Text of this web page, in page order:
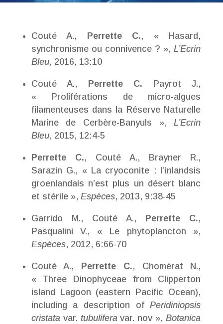
Couté A., Perrette C., « Hasard,
synchronisme ou connivence ? »,L’Ecrin
Bleu, 2016, 13:10
Couté A., Perrette C.
Payrot J.,
« Proliférations de micro-algues
filamenteuses dans la Réserve Naturelle
Marine de Cerbère-Banyuls »,L’Ecrin
Bleu, 2015, 12:4-5
Perrette C., Couté A., Brayner R.,
Sarazin G., « La cryoconite : l’inlandsis
groenlandais n’est plus un désert blanc
et stérile », Espèces, 2013, 9:38-45
Garrido M., Couté A., Perrette C.,
Pasqualini V., « Le phytoplancton »,
Espèces, 2012, 6:66-70
Couté A., Perrette C., Chomérat N.,
« Three Dinophyceae from Clipperton
island Lagoon (eastern Pacific Ocean),
including a description ofPeridiniopsis
cristatavar. tubuliferavar. nov »,Botanica